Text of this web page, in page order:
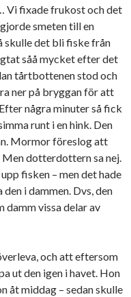
Vi fixade frukost och det
smeten till en
skulle det bli fiske från
såå mycket efter det
tårtbottenen stod och
ner på bryggan för att
några minuter så fick
runt i en hink. Den
Mormor föreslog att
dotterdottern sa nej.
fisken – men det hade
i dammen. Dvs, den
damm vissa delar av
och att eftersom
ut den igen i havet. Hon
åt middag – sedan skulle